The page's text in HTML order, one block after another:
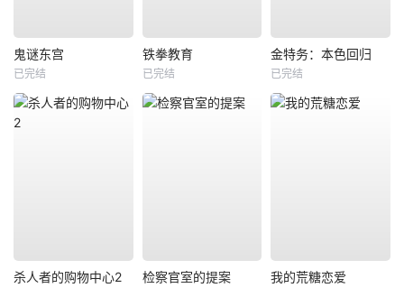
鬼谜东宫
已完结
铁拳教育
已完结
金特务：本色回归
已完结
杀人者的购物中心2 检察官室的提案 我的荒糖恋爱